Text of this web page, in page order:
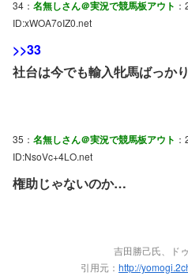
34： 名無しさん＠実況で競馬板アウト
ID:xWOA7oIZ0.net
>>33
社台は今でも輸入牝馬ばっか
35： 名無しさん＠実況で競馬板アウト
ID:NsoVc+4LO.net
権助じゃないのか…
吉田勝己氏、ド
引用元： http://